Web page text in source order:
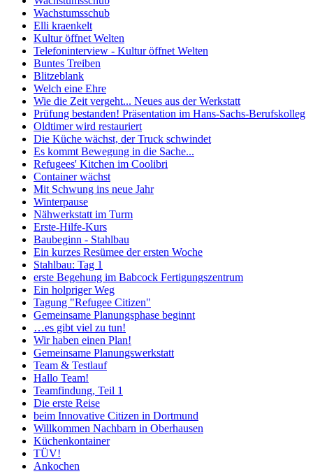
Wachstumsschub
Elli kraenkelt
Kultur öffnet Welten
Telefoninterview - Kultur öffnet Welten
Buntes Treiben
Blitzeblank
Welch eine Ehre
Wie die Zeit vergeht... Neues aus der Werkstatt
Prüfung bestanden! Präsentation im Hans-Sachs-Berufskolleg
Oldtimer wird restauriert
Die Küche wächst, der Truck schwindet
Es kommt Bewegung in die Sache...
Refugees' Kitchen im Coolibri
Container wächst
Mit Schwung ins neue Jahr
Winterpause
Nähwerkstatt im Turm
Erste-Hilfe-Kurs
Baubeginn - Stahlbau
Ein kurzes Resümee der ersten Woche
Stahlbau: Tag 1
erste Begehung im Babcock Fertigungszentrum
Ein holpriger Weg
Tagung "Refugee Citizen"
Gemeinsame Planungsphase beginnt
…es gibt viel zu tun!
Wir haben einen Plan!
Gemeinsame Planungswerkstatt
Team & Testlauf
Hallo Team!
Teamfindung, Teil 1
Die erste Reise
beim Innovative Citizen in Dortmund
Willkommen Nachbarn in Oberhausen
Küchenkontainer
TÜV!
Ankochen